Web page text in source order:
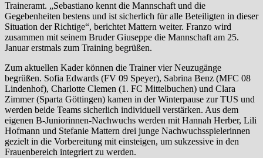
Traineramt. „Sebastiano kennt die Mannschaft und die
Gegebenheiten bestens und ist sicherlich für alle Beteiligten in dieser
Situation der Richtige“, berichtet Mattern weiter. Franzo wird
zusammen mit seinem Bruder Giuseppe die Mannschaft am 25.
Januar erstmals zum Training begrüßen.
Zum aktuellen Kader können die Trainer vier Neuzugänge
begrüßen. Sofia Edwards (FV 09 Speyer), Sabrina Benz (MFC 08
Lindenhof), Charlotte Clemen (1. FC Mittelbuchen) und Clara
Zimmer (Sparta Göttingen) kamen in der Winterpause zur TUS und
werden beide Teams sicherlich individuell verstärken. Aus dem
eigenen B-Juniorinnen-Nachwuchs werden mit Hannah Herber, Lili
Hofmann und Stefanie Mattern drei junge Nachwuchsspielerinnen
gezielt in die Vorbereitung mit einsteigen, um sukzessive in den
Frauenbereich integriert zu werden.